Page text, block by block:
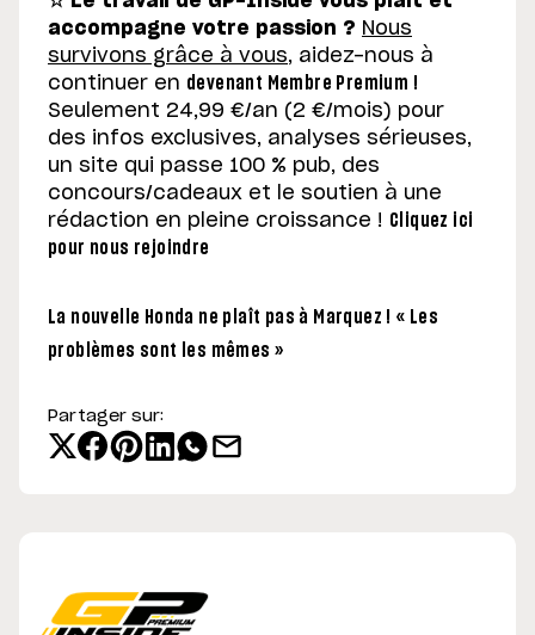
accompagne votre passion ? Nous
survivons grâce à vous, aidez-nous à
continuer en devenant Membre Premium !
Seulement 24,99 €/an (2 €/mois) pour
des infos exclusives, analyses sérieuses,
un site qui passe 100 % pub, des
concours/cadeaux et le soutien à une
rédaction en pleine croissance ! Cliquez ici
pour nous rejoindre
La nouvelle Honda ne plaît pas à Marquez ! « Les
problèmes sont les mêmes »
Partager sur: